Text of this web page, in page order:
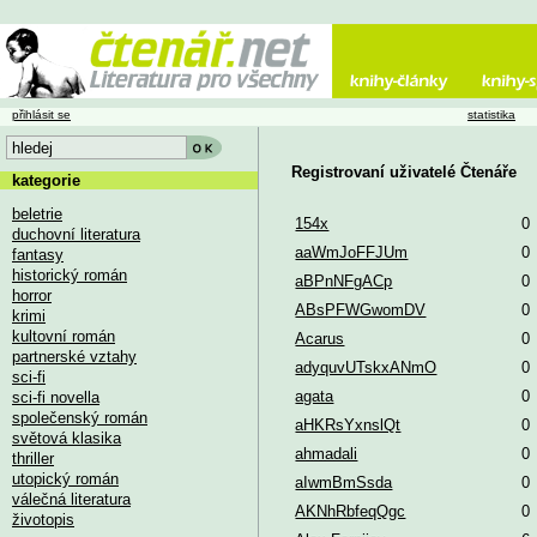
Registrovaní uživatelé Čtenáře
154x
0
aaWmJoFFJUm
0
aBPnNFgACp
0
ABsPFWGwomDV
0
Acarus
0
adyquvUTskxANmO
0
agata
0
aHKRsYxnslQt
0
ahmadali
0
aIwmBmSsda
0
AKNhRbfeqQgc
0
přihlásit se statistika
kategorie
beletrie
duchovní literatura
fantasy
historický román
horror
krimi
kultovní román
partnerské vztahy
sci-fi
sci-fi novella
společenský román
světová klasika
thriller
utopický román
válečná literatura
životopis